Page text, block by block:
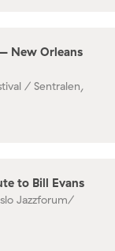
New Orleans
/ Sentralen,
to Bill Evans
Jazzforum/